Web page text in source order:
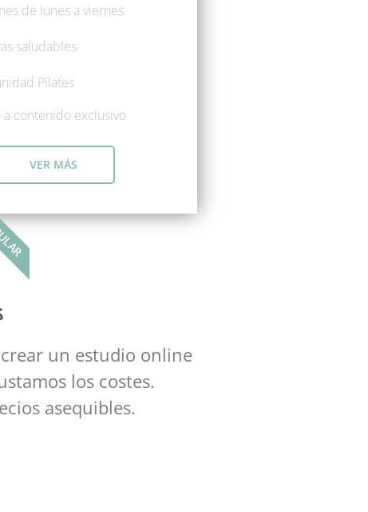
de lunes a viernes
saludables
Pilates
a contenido exclusivo
VER MÁS
un estudio online
los costes.
asequibles.